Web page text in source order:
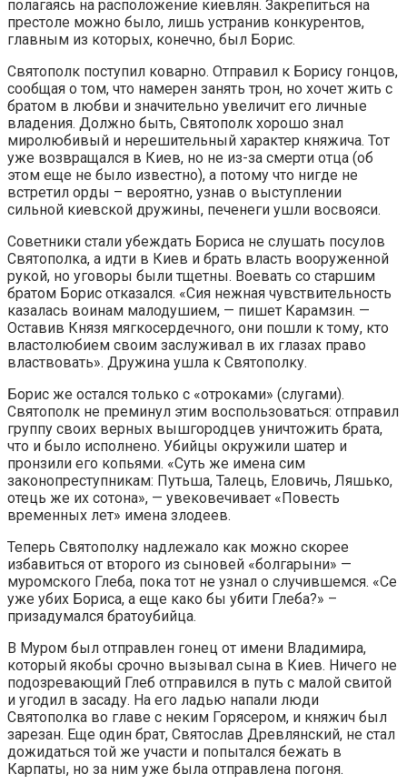
полагаясь на расположение киевлян. Закрепиться на
престоле можно было, лишь устранив конкурентов,
главным из которых, конечно, был Борис.
Святополк поступил коварно. Отправил к Борису гонцов,
сообщая о том, что намерен занять трон, но хочет жить с
братом в любви и значительно увеличит его личные
владения. Должно быть, Святополк хорошо знал
миролюбивый и нерешительный характер княжича. Тот
уже возвращался в Киев, но не из-за смерти отца (об
этом еще не было известно), а потому что нигде не
встретил орды – вероятно, узнав о выступлении
сильной киевской дружины, печенеги ушли восвояси.
Советники стали убеждать Бориса не слушать посулов
Святополка, а идти в Киев и брать власть вооруженной
рукой, но уговоры были тщетны. Воевать со старшим
братом Борис отказался. «Сия нежная чувствительность
казалась воинам малодушием, — пишет Карамзин. —
Оставив Князя мягкосердечного, они пошли к тому, кто
властолюбием своим заслуживал в их глазах право
властвовать». Дружина ушла к Святополку.
Борис же остался только с «отроками» (слугами).
Святополк не преминул этим воспользоваться: отправил
группу своих верных вышгородцев уничтожить брата,
что и было исполнено. Убийцы окружили шатер и
пронзили его копьями. «Суть же имена сим
законопреступникам: Путьша, Талець, Еловичь, Ляшько,
отець же их сотона», — увековечивает «Повесть
временных лет» имена злодеев.
Теперь Святополку надлежало как можно скорее
избавиться от второго из сыновей «болгарыни» —
муромского Глеба, пока тот не узнал о случившемся. «Се
уже убих Бориса, а еще како бы убити Глеба?» –
призадумался братоубийца.
В Муром был отправлен гонец от имени Владимира,
который якобы срочно вызывал сына в Киев. Ничего не
подозревающий Глеб отправился в путь с малой свитой
и угодил в засаду. На его ладью напали люди
Святополка во главе с неким Горясером, и княжич был
зарезан. Еще один брат, Святослав Древлянский, не стал
дожидаться той же участи и попытался бежать в
Карпаты, но за ним уже была отправлена погоня.